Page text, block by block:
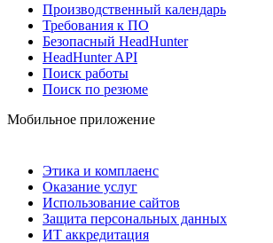
Производственный календарь
Требования к ПО
Безопасный HeadHunter
HeadHunter API
Поиск работы
Поиск по резюме
Мобильное приложение
Этика и комплаенс
Оказание услуг
Использование сайтов
Защита персональных данных
ИТ аккредитация